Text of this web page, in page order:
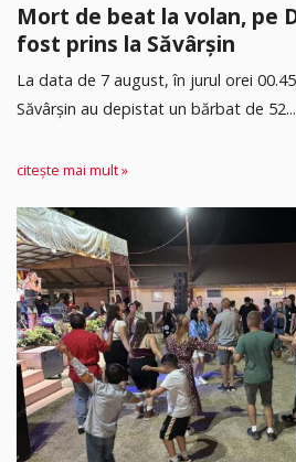
Mort de beat la volan, pe
fost prins la Săvârșin
​La data de 7 august, în jurul orei
Săvârșin au depistat un bărbat de 52...
citește mai mult »